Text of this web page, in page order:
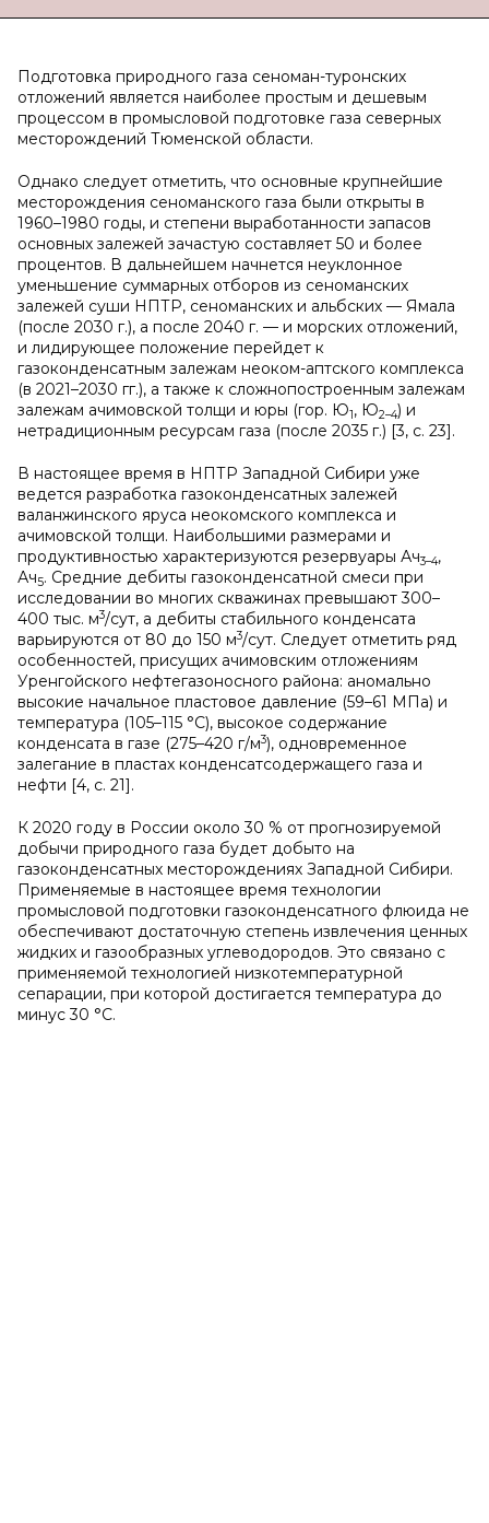
Подготовка природного газа сеноман-туронских
отложений является наиболее простым и дешевым
процессом в промысловой подготовке газа северных
месторождений Тюменской области.
Однако следует отметить, что основные крупнейшие
месторождения сеноманского газа были открыты в
1960–1980 годы, и степени выработанности запасов
основных залежей зачастую составляет 50 и более
процентов. В дальнейшем начнется неуклонное
уменьшение суммарных отборов из сеноманских
залежей суши НПТР, сеноманских и альбских — Ямала
(после 2030 г.), а после 2040 г. — и морских отложений,
и лидирующее положение перейдет к
газоконденсатным залежам неоком-аптского комплекса
(в 2021–2030 гг.), а также к сложнопостроенным залежам
залежам ачимовской толщи и юры (гор. Ю1, Ю2–4) и
нетрадиционным ресурсам газа (после 2035 г.) [3, с. 23].
В настоящее время в НПТР Западной Сибири уже
ведется разработка газоконденсатных залежей
валанжинского яруса неокомского комплекса и
ачимовской толщи. Наибольшими размерами и
продуктивностью характеризуются резервуары Ач3–4,
Ач5. Средние дебиты газоконденсатной смеси при
исследовании во многих скважинах превышают 300–
400 тыс. м3/сут, а дебиты стабильного конденсата
варьируются от 80 до 150 м3/сут. Следует отметить ряд
особенностей, присущих ачимовским отложениям
Уренгойского нефтегазоносного района: аномально
высокие начальное пластовое давление (59–61 МПа) и
температура (105–115 °С), высокое содержание
конденсата в газе (275–420 г/м3), одновременное
залегание в пластах конденсатсодержащего газа и
нефти [4, с. 21].
К 2020 году в России около 30 % от прогнозируемой
добычи природного газа будет добыто на
газоконденсатных месторождениях Западной Сибири.
Применяемые в настоящее время технологии
промысловой подготовки газоконденсатного флюида не
обеспечивают достаточную степень извлечения ценных
жидких и газообразных углеводородов. Это связано с
применяемой технологией низкотемпературной
сепарации, при которой достигается температура до
минус 30 °С.